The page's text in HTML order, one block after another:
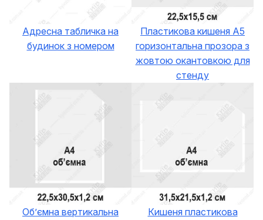
Адресна табличка на
будинок з номером
Пластикова кишеня А5
горизонтальна прозора з
жовтою окантовкою для
стенду
Об’ємна вертикальна
Кишеня пластикова